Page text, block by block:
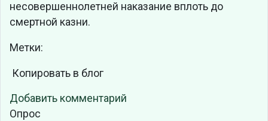
несовершеннолетней наказание вплоть до
смертной казни.
Метки:
Копировать в блог
Добавить комментарий
Опрос